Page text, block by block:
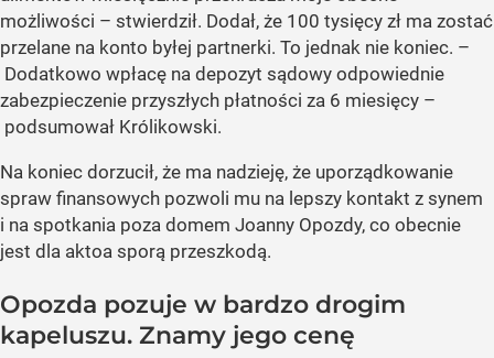
możliwości – stwierdził. Dodał, że 100 tysięcy zł ma zostać
przelane na konto byłej partnerki. To jednak nie koniec. –
Dodatkowo wpłacę na depozyt sądowy odpowiednie
zabezpieczenie przyszłych płatności za 6 miesięcy –
podsumował Królikowski.
Na koniec dorzucił, że ma nadzieję, że uporządkowanie
spraw finansowych pozwoli mu na lepszy kontakt z synem
i na spotkania poza domem Joanny Opozdy, co obecnie
jest dla aktoa sporą przeszkodą.
Opozda pozuje w bardzo drogim
kapeluszu. Znamy jego cenę